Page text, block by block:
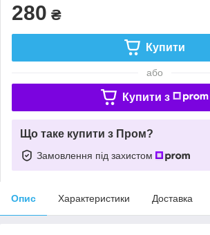
280 ₴
Купити
або
Купити з
Що таке купити з Пром?
Замовлення під захистом
Опис Характеристики Доставка